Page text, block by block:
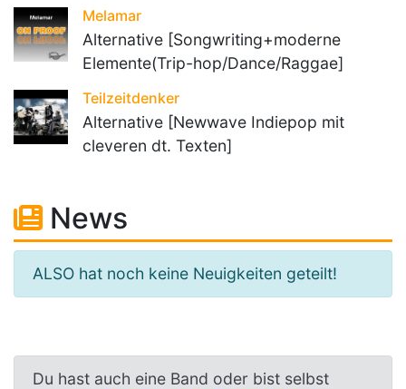
Melamar
Alternative [Songwriting+moderne
Elemente(Trip-hop/Dance/Raggae]
Teilzeitdenker
Alternative [Newwave Indiepop mit
cleveren dt. Texten]
News
ALSO hat noch keine Neuigkeiten geteilt!
Du hast auch eine Band oder bist selbst